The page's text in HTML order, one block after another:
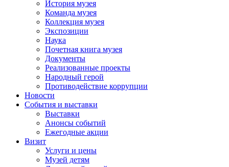
История музея
Команда музея
Коллекция музея
Экспозиции
Наука
Почетная книга музея
Документы
Реализованные проекты
Народный герой
Противодействие коррупции
Новости
События и выставки
Выставки
Анонсы событий
Ежегодные акции
Визит
Услуги и цены
Музей детям